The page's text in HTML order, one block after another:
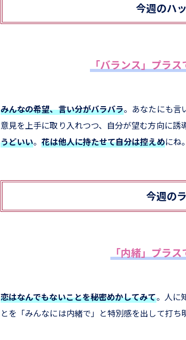
今週のハ
「バランス」プラ
みんなの希望、言い分がバラバラ。あなたにも言
意見を上手に取り入れつつ、自分が望む方向に誘
うどいい。花は他人に持たせて自分は控えめにね
今週の
「内緒」プラ
恋はなんでもないことを秘密めかしてみて。人に
とを「みんなには内緒で」と特別感を出して打